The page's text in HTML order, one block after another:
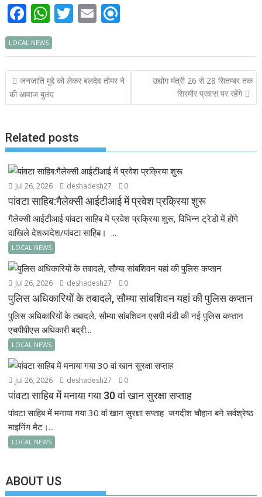
F
ac
e
b
o
o
W
h
at
s
A
p
T
itt
er
E
ai
l
i
n
d
LOCAL NEWS
Post
navigation
जनजाति मुद्दे को लेकर बलदेव तोमर ने
की आवाज बुलंद
उद्योग मंत्री 26 से 28 सितम्बर तक
सिरमौर प्रवास पर रहेंगे
Related posts
Jul 26, 2026 deshadesh27 0
पांवटा साहिब:गैलेक्सी आईटीआई में प्रवेश प्रक्रिया शुरू
गैलेक्सी आईटीआई पांवटा साहिब में प्रवेश प्रक्रिया शुरू, विभिन्न ट्रेडों में होंगे
दाखिले देशआदेश/पांवटा साहिब। ...
LOCAL NEWS
Jul 26, 2026 deshadesh27 0
पुलिस अधिकारियों के तबादले, सौम्या सांबशिवन यहां की पुलिस कप्तान
पुलिस अधिकारियों के तबादले, सौम्या सांबशिवन एसपी मंडी की नई पुलिस कप्तान
एचपीपीएस अधिकारी बद्री...
LOCAL NEWS
Jul 26, 2026 deshadesh27 0
पांवटा साहिब में मनाया गया 30 वां खान सुरक्षा सप्ताह
पांवटा साहिब में मनाया गया 30 वां खान सुरक्षा सप्ताह जगदीश चौहान बने सर्वश्रेष्ठ
माइनिंग मैट।...
LOCAL NEWS
ABOUT US